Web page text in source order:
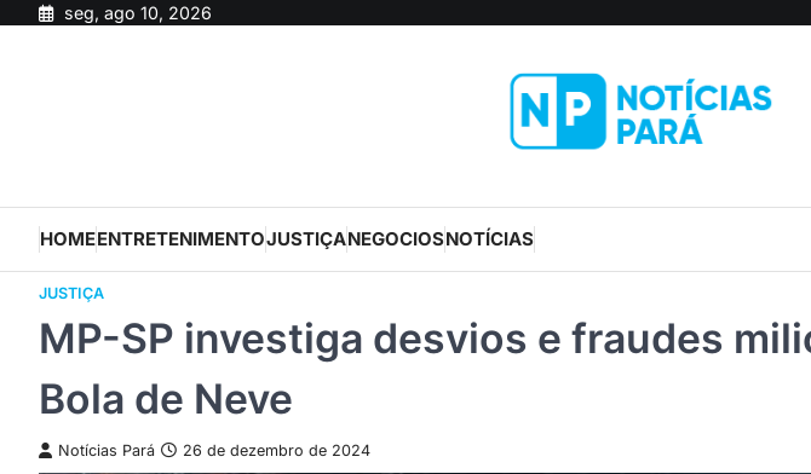
seg, ago 10, 2026
HOMEENTRETENIMENTOJUSTIÇANEGOCIOSNOTÍCIAS
JUSTIÇA
MP-SP investiga desvios e fraudes
Bola de Neve
Notícias Pará 26 de dezembro de 2024